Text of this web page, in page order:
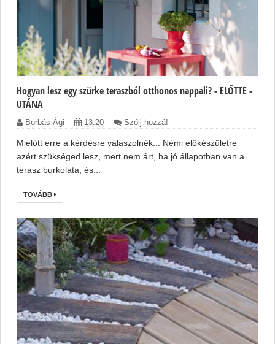
Hogyan lesz egy szürke teraszból otthonos nappali? - ELŐTTE -
UTÁNA
Borbás Ági 13:20 Szólj hozzá!
Mielőtt erre a kérdésre válaszolnék... Némi előkészületre
azért szükséged lesz, mert nem árt, ha jó állapotban van a
terasz burkolata, és...
TOVÁBB